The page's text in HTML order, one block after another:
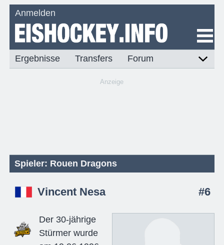
Anmelden
Ergebnisse Transfers Forum
Anzeige
Spieler: Rouen Dragons
Vincent Nesa #6
Der 30-jährige
Stürmer wurde